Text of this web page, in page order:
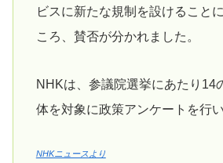
ビスに新たな規制を設けること
ころ、賛否が分かれました。
NHKは、参議院選挙にあたり14
体を対象に政策アンケートを行い
NHKニュースより